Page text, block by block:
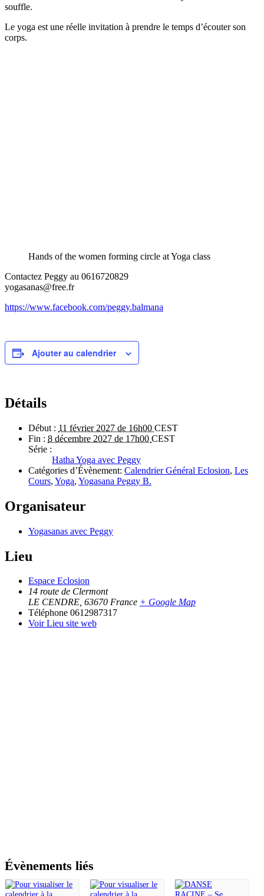
souffle.
Le yoga est une réelle invitation à prendre le temps d’écouter son
corps.
Hands of the women forming circle at Yoga class
Contactez Peggy au 0616720829
yogasanas@free.fr
https://www.facebook.com/peggy.balmana
Ajouter au calendrier
Détails
Début : 11 février 2027 de 16h00 CEST
Fin : 8 décembre 2027 de 17h00 CEST
Série :
Hatha Yoga avec Peggy
Catégories d’Évènement: Calendrier Général Eclosion, Les
Cours, Yoga, Yogasana Peggy B.
Organisateur
Yogasanas avec Peggy
Lieu
Espace Eclosion
14 route de Clermont
LE CENDRE, 63670 France + Google Map
Téléphone 0612987317
Voir Lieu site web
Évènements liés